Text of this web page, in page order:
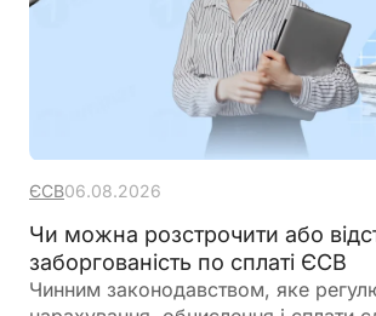
ЄСВ06.08.2026
Чи можна розстрочити або
заборгованість по сплаті ЄСВ
Чинним законодавством, яке